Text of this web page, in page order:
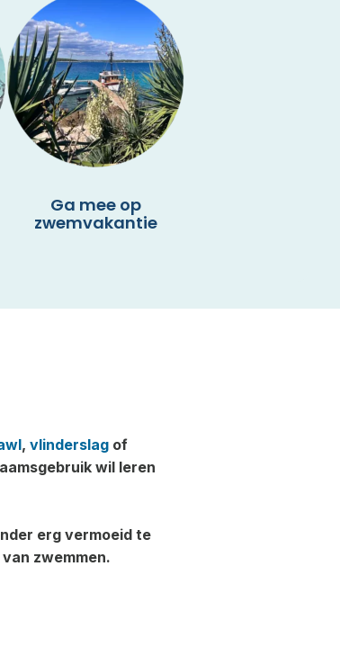
Ga mee op
zwemvakantie
, vlinderslag of
wil leren
erg vermoeid te
zwemmen.